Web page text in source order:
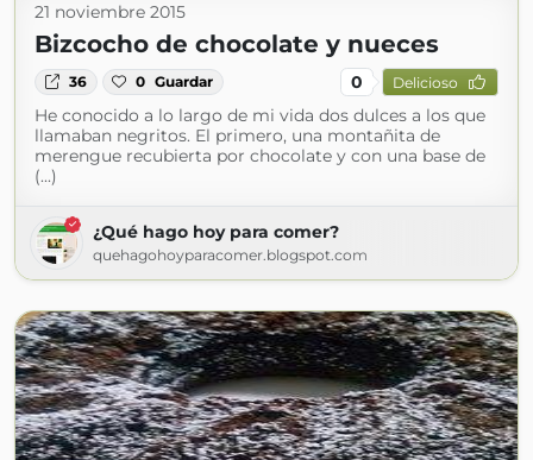
21 noviembre 2015
Bizcocho de chocolate y nueces
36 0 Guardar 0 Delicioso
He conocido a lo largo de mi vida dos dulces a los que
llamaban negritos. El primero, una montañita de
merengue recubierta por chocolate y con una base de
(...)
¿Qué hago hoy para comer?
quehagohoyparacomer.blogspot.com